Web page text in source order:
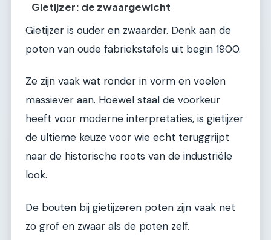
Gietijzer: de zwaargewicht
Gietijzer is ouder en zwaarder. Denk aan de
poten van oude fabriekstafels uit begin 1900.
Ze zijn vaak wat ronder in vorm en voelen
massiever aan. Hoewel staal de voorkeur
heeft voor moderne interpretaties, is gietijzer
de ultieme keuze voor wie echt teruggrijpt
naar de historische roots van de industriële
look.
De bouten bij gietijzeren poten zijn vaak net
zo grof en zwaar als de poten zelf.